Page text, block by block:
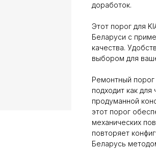
доработок.
Этот порог для
Беларуси с
качества.
выбором для
Ремонтный
подходит как
продуманной
этот порог
механических
повторяет
Беларусь